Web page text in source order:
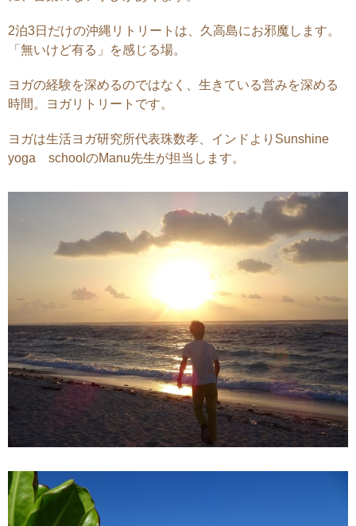
2泊3日だけの沖縄リトリートは、久高島にお邪魔します。
「無いけど有る」を感じる場。
ヨガの経験を深めるのではなく、生きている営みを深める
時間。ヨガリトリートです。
ヨガは生活ヨガ研究所代表珠数孝、インドよりSunshine
yoga schoolのManu先生が担当します。